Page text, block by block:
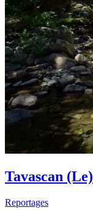
Tavascan (Le)
Reportages